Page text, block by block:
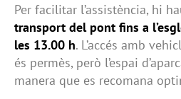
Per facilitar l’assistència, hi
transport del pont fins a
les 13.00 h. L’accés amb
és permès, però l’espai
manera que es recomana